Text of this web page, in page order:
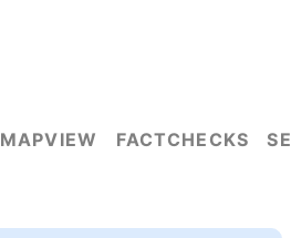
MAPVIEW FACTCHECKS